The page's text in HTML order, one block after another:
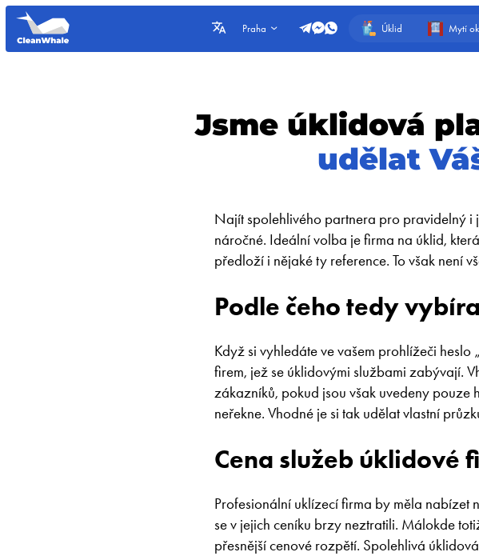
Praha Úklid Mytí
Jsme úklidová
udělat
Najít spolehlivého partnera pro pravidelný i
náročné. Ideální volba je firma na úklid,
předloží i nějaké ty reference. To však není
Podle čeho tedy
Když si vyhledáte ve vašem prohlížeči
firem, jež se úklidovými službami zabývají.
zákazníků, pokud jsou však uvedeny pouze
neřekne. Vhodné je si tak udělat vlastní
Cena služeb úklidové
Profesionální uklízecí firma by měla nabízet
se v jejich ceníku brzy neztratili. Málokde
přesnější cenové rozpětí. Spolehlivá